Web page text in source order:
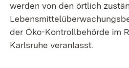
werden von den örtlich
der Öko-Kontrollbehörde im
Karlsruhe veranlasst.